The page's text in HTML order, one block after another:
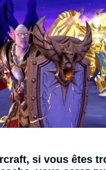
si vous êtes